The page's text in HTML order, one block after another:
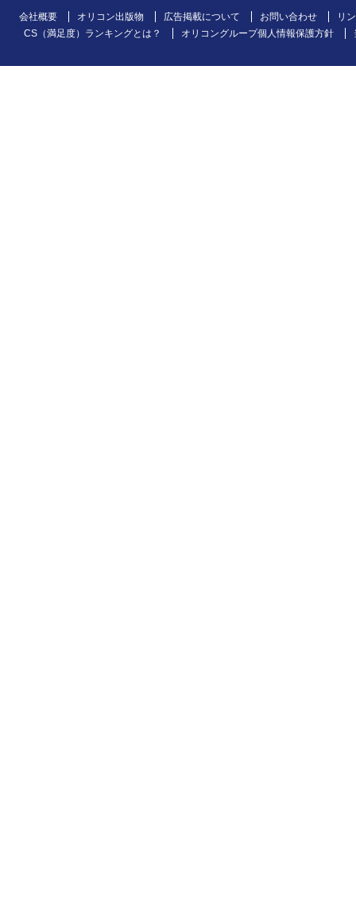
会社概要 オリコン出版物 広告掲載について お問い合わせ
リ
CS（満足度）ランキングとは？
オリコングループ個人情報保護方針